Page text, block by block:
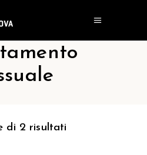
di 2 risultati